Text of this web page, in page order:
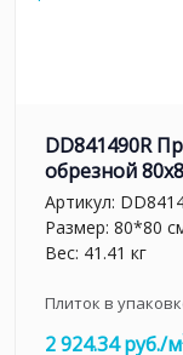
DD841490R
обрезной
Артикул:
Размер: 80*80
Вес: 41.41 кг
Плиток в
2 924.34 руб./м